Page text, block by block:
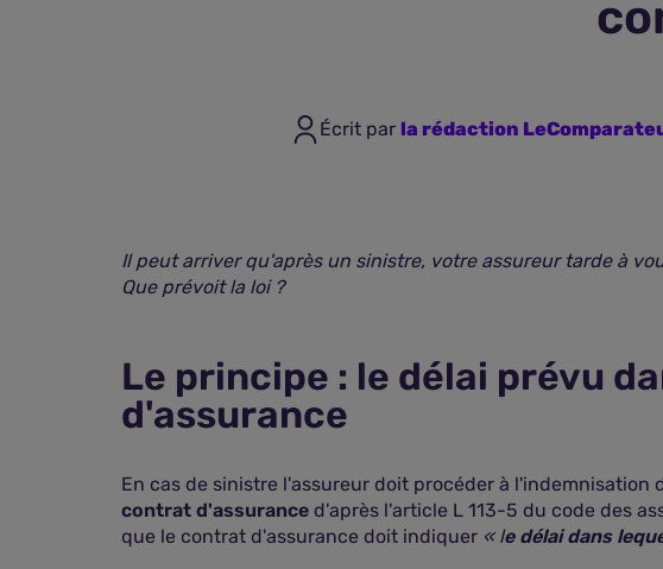
Écrit par la rédaction
Il peut arriver qu'après un sinistre, votre assureur tarde à
Que prévoit la loi ?
Le principe : le délai prévu
d'assurance
En cas de sinistre l'assureur doit procéder à l'indemnisation
contrat d'assurance d'après l'article L 113-5 du code des
que le contrat d'assurance doit indiquer « le délai dans